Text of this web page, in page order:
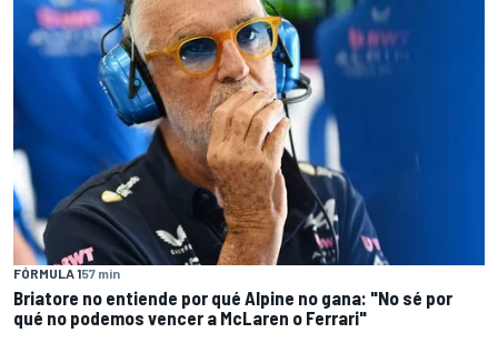
FÓRMULA 157 min
Briatore no entiende por qué Alpine no gana: "No sé por
qué no podemos vencer a McLaren o Ferrari"